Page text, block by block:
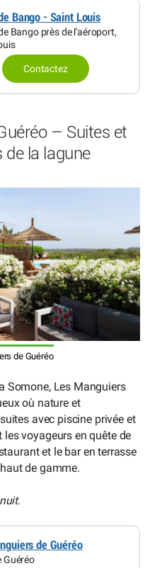
Bango - Saint Louis
Bango près de l'aéroport,
Contactez
– Suites et
de la lagune
de Guéréo
Somone, Les Manguiers
où nature et
avec piscine privée et
voyageurs en quête de
et le bar en terrasse
de gamme.
.
de Guéréo
Guéréo